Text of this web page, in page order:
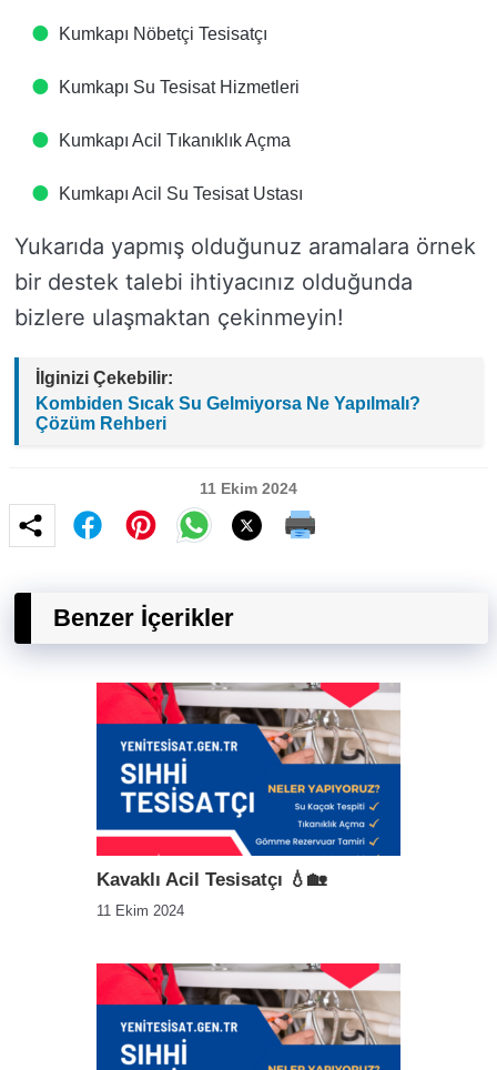
Kumkapı Nöbetçi Tesisatçı
Kumkapı Su Tesisat Hizmetleri
Kumkapı Acil Tıkanıklık Açma
Kumkapı Acil Su Tesisat Ustası
Yukarıda yapmış olduğunuz aramalara örnek
bir destek talebi ihtiyacınız olduğunda
bizlere ulaşmaktan çekinmeyin!
İlginizi Çekebilir:
Kombiden Sıcak Su Gelmiyorsa Ne Yapılmalı?
Çözüm Rehberi
11 Ekim 2024
Benzer İçerikler
Kavaklı Acil Tesisatçı 💧🏡
11 Ekim 2024